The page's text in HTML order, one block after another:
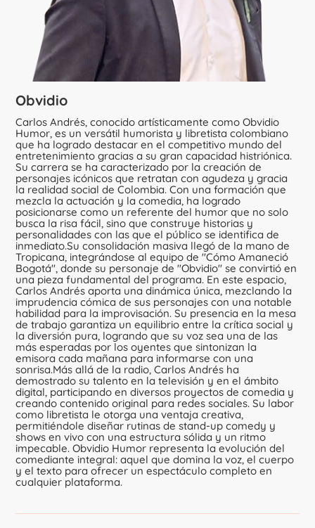
Obvidio
Carlos Andrés, conocido artísticamente como Obvidio
Humor, es un versátil humorista y libretista colombiano
que ha logrado destacar en el competitivo mundo del
entretenimiento gracias a su gran capacidad histriónica.
Su carrera se ha caracterizado por la creación de
personajes icónicos que retratan con agudeza y gracia
la realidad social de Colombia. Con una formación que
mezcla la actuación y la comedia, ha logrado
posicionarse como un referente del humor que no solo
busca la risa fácil, sino que construye historias y
personalidades con las que el público se identifica de
inmediato.Su consolidación masiva llegó de la mano de
Tropicana, integrándose al equipo de "Cómo Amaneció
Bogotá", donde su personaje de "Obvidio" se convirtió en
una pieza fundamental del programa. En este espacio,
Carlos Andrés aporta una dinámica única, mezclando la
imprudencia cómica de sus personajes con una notable
habilidad para la improvisación. Su presencia en la mesa
de trabajo garantiza un equilibrio entre la crítica social y
la diversión pura, logrando que su voz sea una de las
más esperadas por los oyentes que sintonizan la
emisora cada mañana para informarse con una
sonrisa.Más allá de la radio, Carlos Andrés ha
demostrado su talento en la televisión y en el ámbito
digital, participando en diversos proyectos de comedia y
creando contenido original para redes sociales. Su labor
como libretista le otorga una ventaja creativa,
permitiéndole diseñar rutinas de stand-up comedy y
shows en vivo con una estructura sólida y un ritmo
impecable. Obvidio Humor representa la evolución del
comediante integral: aquel que domina la voz, el cuerpo
y el texto para ofrecer un espectáculo completo en
cualquier plataforma.